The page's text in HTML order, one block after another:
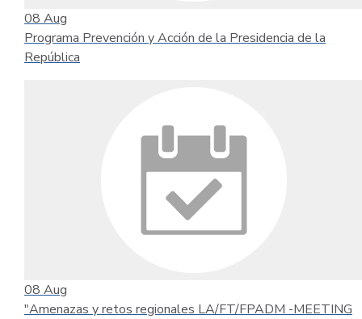
08 Aug
Programa Prevención y Acción de la Presidencia de la
República
08 Aug
"Amenazas y retos regionales LA/FT/FPADM -MEETING